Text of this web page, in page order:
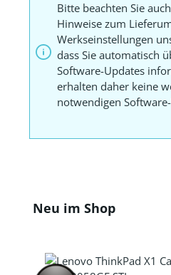
Bitte beachten Sie
Hinweise zum
Werkseinstellungen
dass Sie automatisch
Software-Updates
erhalten daher keine
notwendigen
Produktgalerie überspringen
Neu im Shop